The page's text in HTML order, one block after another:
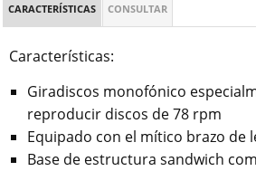
CARACTERÍSTICAS CONSULTAR
Características:
Giradiscos monofónico
reproducir discos de 78 rpm
Equipado con el mítico brazo de
Base de estructura sandwich